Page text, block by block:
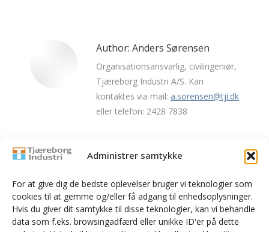
Administrer samtykke
For at give dig de bedste oplevelser bruger vi teknologier som
cookies til at gemme og/eller få adgang til enhedsoplysninger.
Hvis du giver dit samtykke til disse teknologier, kan vi behandle
data som f.eks. browsingadfærd eller unikke ID'er på dette
Author: Anders Sørensen
Organisationsansvarlig, civilingeniør,
Tjæreborg Industri A/S. Kan
kontaktes via mail: a.sorensen@tji.dk
eller telefon: 2428 7838
Post
navigation
PREVIOUS
Previous
Mød os på KLOAKMESSEN 2024